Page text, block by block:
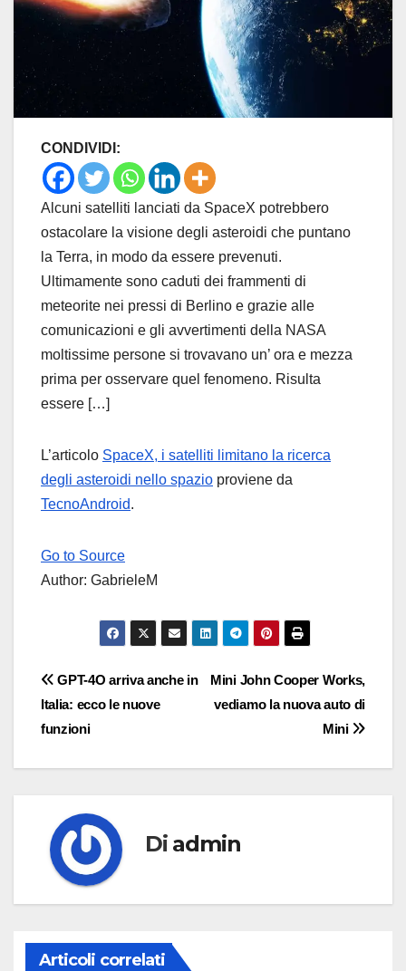
CONDIVIDI:
Alcuni satelliti lanciati da SpaceX potrebbero
ostacolare la visione degli asteroidi che puntano
la Terra, in modo da essere prevenuti.
Ultimamente sono caduti dei frammenti di
meteorite nei pressi di Berlino e grazie alle
comunicazioni e gli avvertimenti della NASA
moltissime persone si trovavano un’ ora e mezza
prima per osservare quel fenomeno. Risulta
essere […]
L’articolo SpaceX, i satelliti limitano la ricerca
degli asteroidi nello spazio proviene da
TecnoAndroid.
Go to Source
Author: GabrieleM
Navigazione
articoli
Mini John Cooper Works,
vediamo la nuova auto di
Mini
GPT-4O arriva anche in
Italia: ecco le nuove
funzioni
Di admin
Articoli correlati